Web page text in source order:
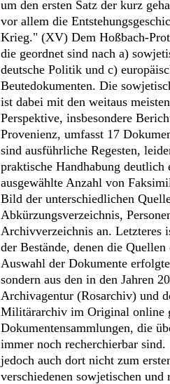
um den ersten Satz der kurz
vor allem die
Krieg." (XV) Dem Hoßbach-
die geordnet sind nach a)
deutsche Politik und c)
Beutedokumenten. Die
ist dabei mit den weitaus
Perspektive, insbesondere
Provenienz, umfasst 17
sind ausführliche Regesten,
praktische Handhabung
ausgewählte Anzahl von
Bild der unterschiedlichen
Abkürzungsverzeichnis,
Archivverzeichnis an. Letzteres
der Bestände, denen die
Auswahl der Dokumente
sondern aus den in den Jahren
Archivagentur (Rosarchiv) und
Militärarchiv im Original online
Dokumentensammlungen, die
immer noch recherchierbar sind.
jedoch auch dort nicht zum
verschiedenen sowjetischen